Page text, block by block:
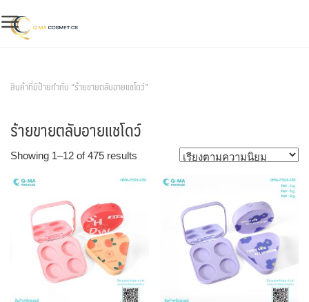
to
content
สินค้าที่มีป้ายกำกับ “ร้ายขายตลับอายแชโดว์”
ร้ายขายตลับอายแชโดว์
Showing 1–12 of 475 results
popularity